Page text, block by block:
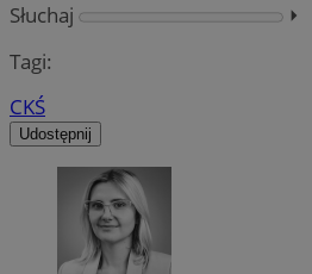
Słuchaj
⏵︎
Tagi:
CKŚ
Udostępnij